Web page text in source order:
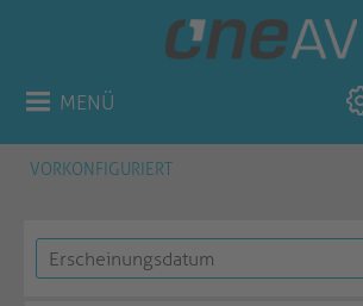
MENÜ
VORKONFIGURIERT